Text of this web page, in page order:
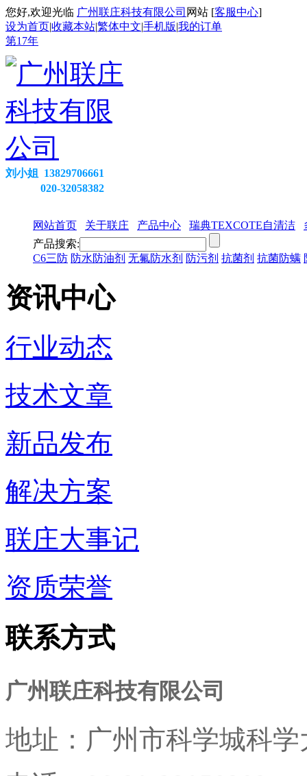
您好,欢迎光临 广州联庄科技有限公司 网站 [客服中心]
设为首页|收藏本站|繁体中文|手机版|我的订单
第17年
刘小姐 13829706661
020-32058382
网站首页 关于联庄 产品中心 瑞典TEXCOTE自清洁
产品搜索:
C6三防 防水防油剂 无氟防水剂 防污剂 抗菌剂 抗菌防螨
资讯中心
行业动态
技术文章
新品发布
解决方案
联庄大事记
资质荣誉
联系方式
广州联庄科技有限公司
地址： 广州市科学城科